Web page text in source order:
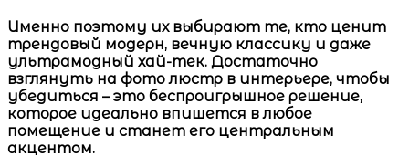
Именно поэтому их выбирают те, кто ценит
трендовый модерн, вечную классику и даже
ультрамодный хай-тек. Достаточно
взглянуть на фото люстр в интерьере, чтобы
убедиться – это беспроигрышное решение,
которое идеально впишется в любое
помещение и станет его центральным
акцентом.